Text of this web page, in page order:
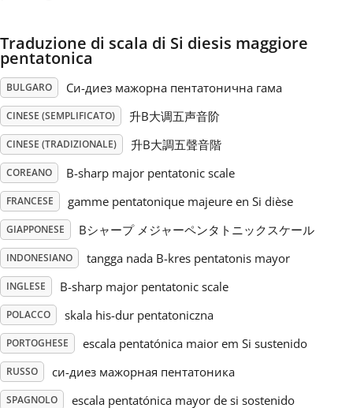
Português
Русский
Svenska
Türkçe
Українська
简体中文
繁體中文
Traduzione di scala di Si diesis maggiore
pentatonica
BULGARO Си-диез мажорна пентатонична гама
CINESE (SEMPLIFICATO) 升B大调五声音阶
CINESE (TRADIZIONALE) 升B大調五聲音階
COREANO B-sharp major pentatonic scale
FRANCESE gamme pentatonique majeure en Si dièse
GIAPPONESE Bシャープ メジャーペンタトニックスケール
INDONESIANO tangga nada B-kres pentatonis mayor
INGLESE B-sharp major pentatonic scale
POLACCO skala his-dur pentatoniczna
PORTOGHESE escala pentatónica maior em Si sustenido
RUSSO си-диез мажорная пентатоника
SPAGNOLO escala pentatónica mayor de si sostenido